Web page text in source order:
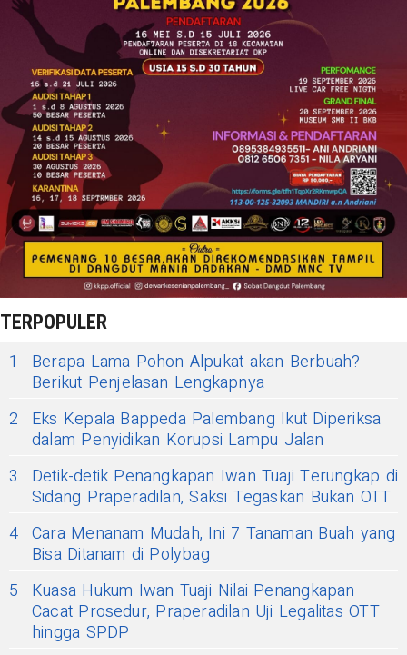
TERPOPULER
1
Berapa Lama Pohon Alpukat akan Berbuah?
Berikut Penjelasan Lengkapnya
2
Eks Kepala Bappeda Palembang Ikut Diperiksa
dalam Penyidikan Korupsi Lampu Jalan
3
Detik-detik Penangkapan Iwan Tuaji Terungkap di
Sidang Praperadilan, Saksi Tegaskan Bukan OTT
4 Cara Menanam Mudah, Ini 7 Tanaman Buah yang
Bisa Ditanam di Polybag
5
Kuasa Hukum Iwan Tuaji Nilai Penangkapan
Cacat Prosedur, Praperadilan Uji Legalitas OTT
hingga SPDP